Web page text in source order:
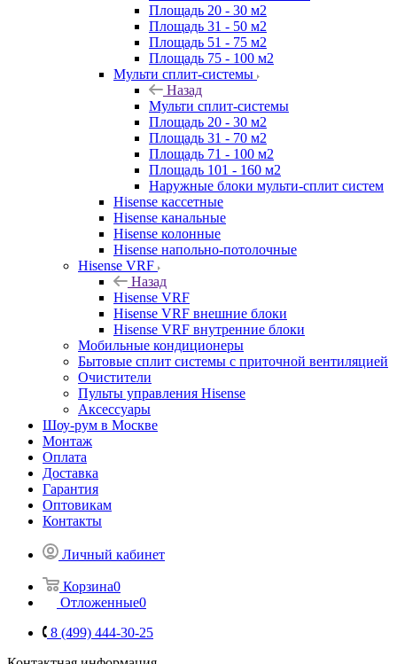
Площадь 20 - 30 м2
Площадь 31 - 50 м2
Площадь 51 - 75 м2
Площадь 75 - 100 м2
Мульти сплит-системы
Назад
Мульти сплит-системы
Площадь 20 - 30 м2
Площадь 31 - 70 м2
Площадь 71 - 100 м2
Площадь 101 - 160 м2
Наружные блоки мульти-сплит систем
Hisense кассетные
Hisense канальные
Hisense колонные
Hisense напольно-потолочные
Hisense VRF
Назад
Hisense VRF
Hisense VRF внешние блоки
Hisense VRF внутренние блоки
Мобильные кондиционеры
Бытовые сплит системы с приточной вентиляцией
Очистители
Пульты управления Hisense
Аксессуары
Шоу-рум в Москве
Монтаж
Оплата
Доставка
Гарантия
Оптовикам
Контакты
Личный кабинет
Корзина0
Отложенные0
8 (499) 444-30-25